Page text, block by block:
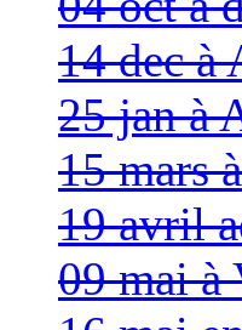
14 dec à
25 jan à
15 mars
19 avril
09 mai à